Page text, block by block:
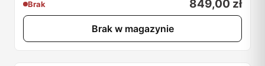
Brak 849,00 zł
Brak w magazynie